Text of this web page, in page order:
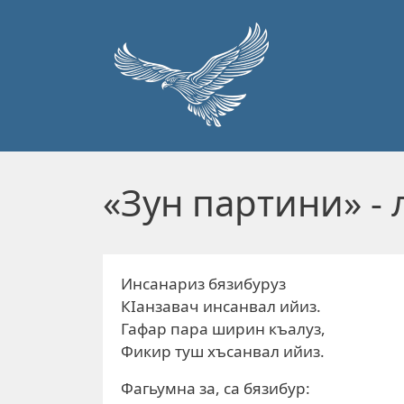
«Зун партини» -
Инсанариз бязибуруз
КIанзавач инсанвал ийиз.
Гафар пара ширин къалуз,
Фикир туш хъсанвал ийиз.
Фагьумна за, са бязибур: